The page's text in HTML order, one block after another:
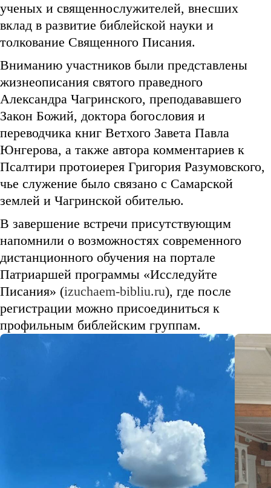
ученых и священнослужителей, внесших
вклад в развитие библейской науки и
толкование Священного Писания.
Вниманию участников были представлены
жизнеописания святого праведного
Александра Чагринского, преподававшего
Закон Божий, доктора богословия и
переводчика книг Ветхого Завета Павла
Юнгерова, а также автора комментариев к
Псалтири протоиерея Григория Разумовского,
чье служение было связано с Самарской
землей и Чагринской обителью.
В завершение встречи присутствующим
напомнили о возможностях современного
дистанционного обучения на портале
Патриаршей программы «Исследуйте
Писания» (izuchaem-bibliu.ru), где после
регистрации можно присоединиться к
профильным библейским группам.